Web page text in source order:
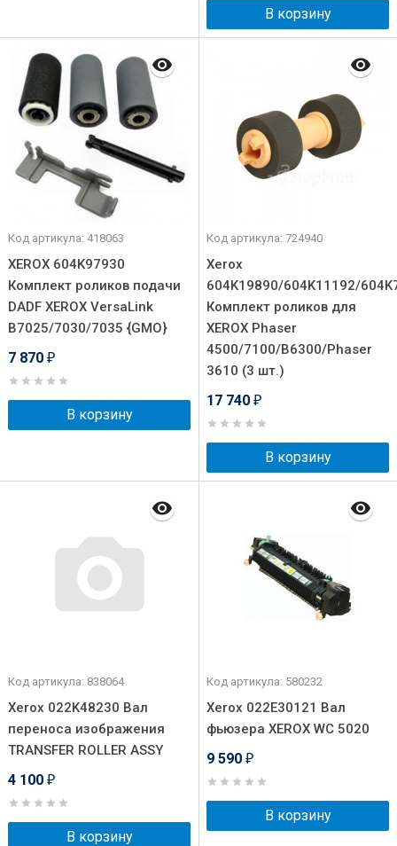
В корзину
Код артикула: 418063
XEROX 604K97930
Комплект роликов подачи
DADF XEROX VersaLink
B7025/7030/7035 {GMO}
7 870 ₽
В корзину
Код артикула: 724940
Xerox
604K19890/604K11192/
Комплект роликов для
XEROX Phaser
4500/7100/B6300/Phaser
3610 (3 шт.)
17 740 ₽
В корзину
Код артикула: 838064
Xerox 022K48230 Вал
переноса изображения
TRANSFER ROLLER ASSY
4 100 ₽
В корзину
Код артикула: 580232
Xerox 022E30121 Вал
фьюзера XEROX WC 5020
9 590 ₽
В корзину